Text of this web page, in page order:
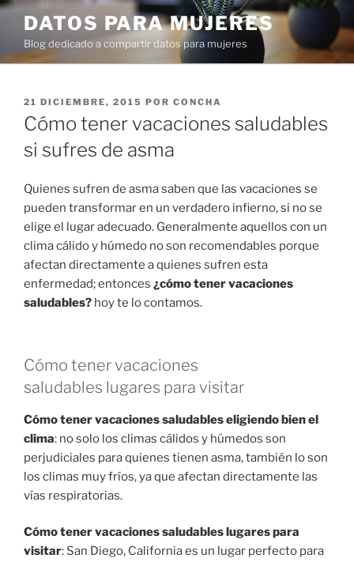
Ir
contenido
DATOS PARA MUJERES
Blog dedicado a compartir datos para mujeres
PUBLICADO
EN
21 DICIEMBRE, 2015 POR CONCHA
Cómo tener vacaciones saludables
si sufres de asma
Quienes sufren de asma saben que las vacaciones se
pueden transformar en un verdadero infierno, si no se
elige el lugar adecuado. Generalmente aquellos con un
clima cálido y húmedo no son recomendables porque
afectan directamente a quienes sufren esta
enfermedad; entonces ¿cómo tener vacaciones
saludables? hoy te lo contamos.
Cómo tener vacaciones
saludables lugares para visitar
Cómo tener vacaciones saludables eligiendo bien el
clima: no solo los climas cálidos y húmedos son
perjudiciales para quienes tienen asma, también lo son
los climas muy fríos, ya que afectan directamente las
vías respiratorias.
Cómo tener vacaciones saludables lugares para
visitar: San Diego, California es un lugar perfecto para